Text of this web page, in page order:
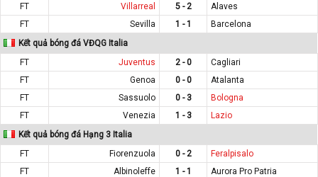
FT
Villarreal 5 - 2
Alaves
FT
Sevilla 1 - 1
Barcelona
Kết quả bóng đá VĐQG Italia
FT
Juventus 2 - 0
Cagliari
FT
Genoa 0 - 0
Atalanta
FT
Sassuolo 0 - 3
Bologna
FT
Venezia 1 - 3
Lazio
Kết quả bóng đá Hạng 3 Italia
FT
Fiorenzuola 0 - 2
Feralpisalo
FT
Albinoleffe 1 - 1
Aurora Pro Patria